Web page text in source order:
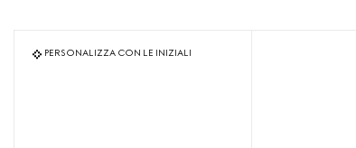
PERSONALIZZA CON LE INIZIALI